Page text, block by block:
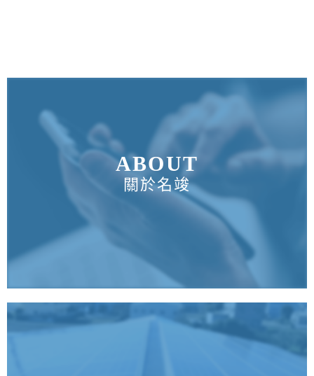
ABOUT
關於名竣